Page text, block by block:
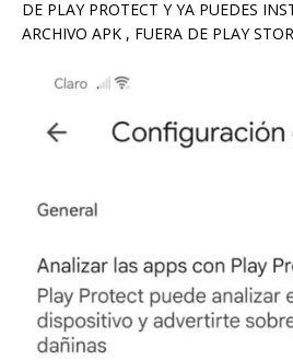
DE PLAY PROTECT Y YA PUEDES
ARCHIVO APK , FUERA DE PLAY